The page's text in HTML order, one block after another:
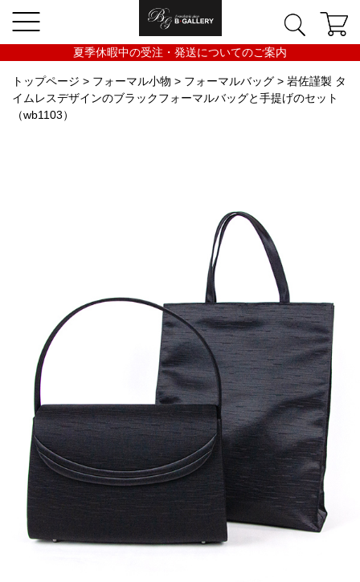
夏季休暇中の受注・発送についてのご案内
トップページ > フォーマル小物 > フォーマルバッグ > 岩佐謹製 タ
イムレスデザインのブラックフォーマルバッグと手提げのセット
（wb1103）